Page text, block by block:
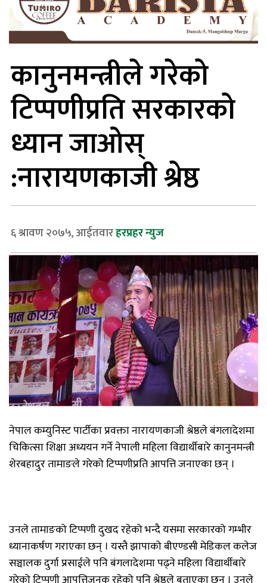
कानुनमन्त्रीले गरेको
टिप्पणीप्रति सरकारको
ध्यान जाओस्
:नारायणकाजी श्रेष्ठ
६ श्रावण २०७५, आईतवारहरप्रहर न्युज
नेपाल कम्युनिस्ट पार्टीका प्रवक्ता नारायणकाजी श्रेष्ठले बंगलादेशमा
चिकित्सा शिक्षा अध्ययन गर्ने नेपाली महिला विद्यार्थीबारे कानुनमन्त्री
शेरबहादुर तामाङले गरेको टिप्पणीप्रति आपत्ति जनाएका छन् ।
उनले तामाङको टिप्पणी दुखद रहेको भन्दै यसमा सरकारको गम्भीर
ध्यानाकर्षण गराएका छन् । यस्तै झापाको बीएण्डसी मेडिकल कलेज
सञ्चालक दुर्गा प्रसाईले पनि बंगलादेशमा पढ्ने महिला विद्यार्थीबारे